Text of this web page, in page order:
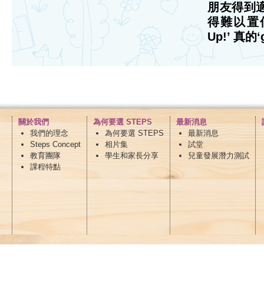
朋友得到
得難以置
Up!’ 真的
關於我們
我們的理念
Steps Concept
教育團隊
課程特點
為何要選 STEPS
為何要選 STEPS
相片集
學生和家長分享
最新消息
最新消息
試堂
兒童發展潛力測試